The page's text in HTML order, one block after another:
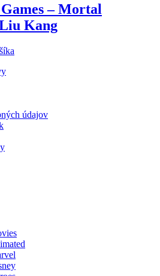
– Mortal
Kang
údajov